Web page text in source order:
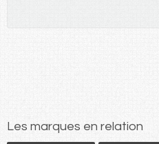
Les marques en relation